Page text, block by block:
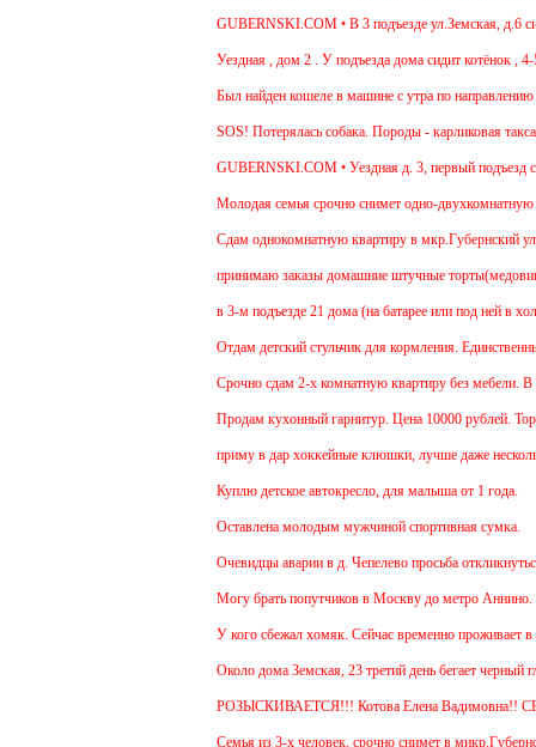
GUBERNSKI.COM • В 3 подъезде ул.Земская, д.6
Уездная , дом 2 . У подъезда дома сидит котёнок ,
Был найден кошеле в машине с утра по направлению
SOS! Потерялась собака. Породы - карликовая
GUBERNSKI.COM • Уездная д. 3, первый
Молодая семья срочно снимет одно-двухкомнатную
Cдам однокомнатную квартиру в мкр.Губернский
принимаю заказы домашние штучные торты(медовик,
в 3-м подъезде 21 дома (на батарее или под ней в
Отдам детский стульчик для кормления.
Срочно сдам 2-х комнатную квартиру без мебели. В
Продам кухонный гарнитур. Цена 10000 рублей. Торг
приму в дар хоккейные клюшки, лучше даже
Куплю детское автокресло, для малыша от 1 года.
Оставлена молодым мужчиной спортивная сумка.
Очевидцы аварии в д. Чепелево просьба откликнуться.
Могу брать попутчиков в Москву до метро Аннино.
У кого сбежал хомяк. Сейчас временно проживает в
Около дома Земская, 23 третий день бегает черный
РОЗЫСКИВАЕТСЯ!!! Котова Елена Вадимовна!!
Семья из 3-х человек, срочно снимет в